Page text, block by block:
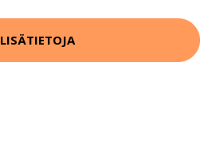
LISÄTIETOJA